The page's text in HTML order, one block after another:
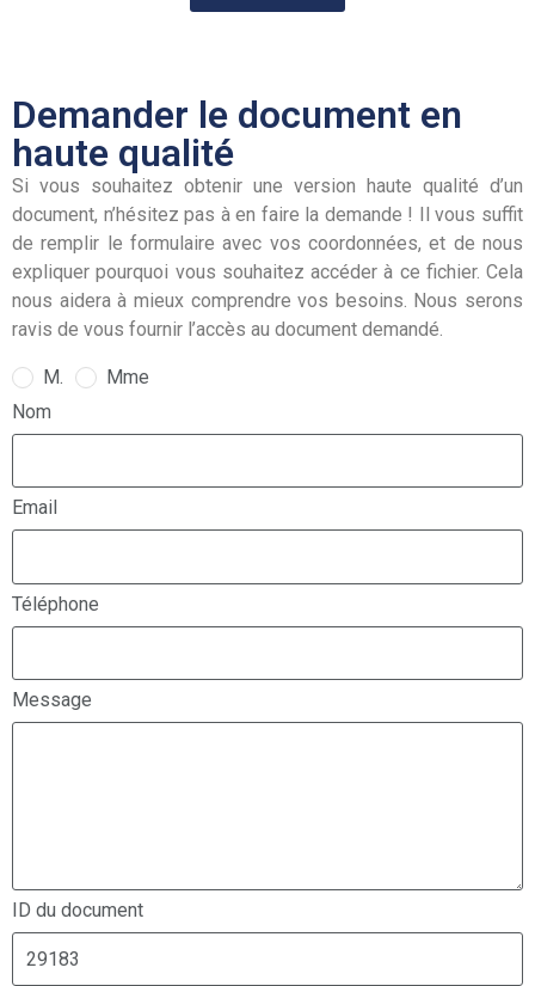
Demander le document en
haute qualité
Si vous souhaitez obtenir une version haute qualité d’un
document, n’hésitez pas à en faire la demande ! Il vous suffit
de remplir le formulaire avec vos coordonnées, et de nous
expliquer pourquoi vous souhaitez accéder à ce fichier. Cela
nous aidera à mieux comprendre vos besoins. Nous serons
ravis de vous fournir l’accès au document demandé.
M.
Mme
Nom
Email
Téléphone
Message
ID du document